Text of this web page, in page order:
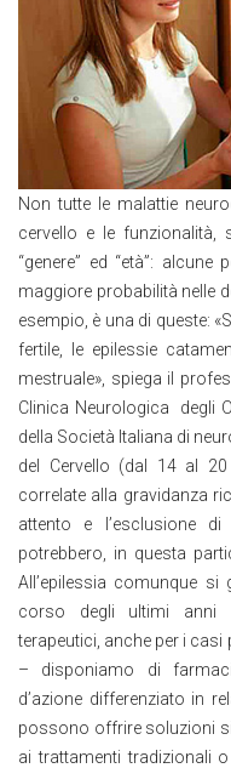
Non tutte le malattie
cervello e le funzionalità,
“genere” ed “età”:
maggiore probabilità nelle
esempio, è una di queste:
fertile, le epilessie
mestruale», spiega il
Clinica Neurologica degli
della Società Italiana di
del Cervello (dal 14 al
correlate alla gravidanza
attento e l’esclusione
potrebbero, in questa
All’epilessia comunque si
corso degli ultimi anni
terapeutici, anche per i casi
– disponiamo di
d’azione differenziato in
possono offrire soluzioni
ai trattamenti tradizionali